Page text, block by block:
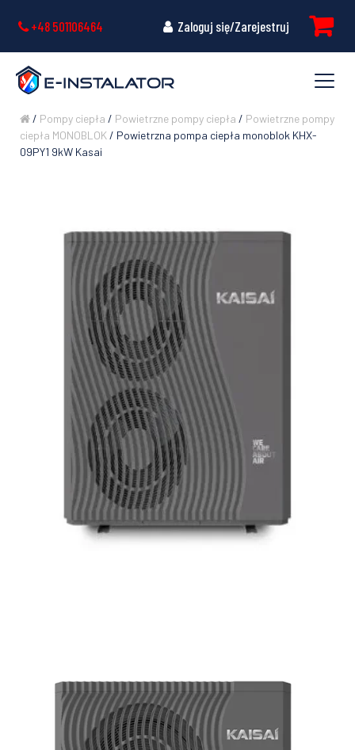
+48 501106464 Zaloguj się/Zarejestruj
/ Pompy ciepła / Powietrzne pompy ciepła / Powietrzne pompy
ciepła MONOBLOK / Powietrzna pompa ciepła monoblok KHX-
09PY1 9kW Kasai